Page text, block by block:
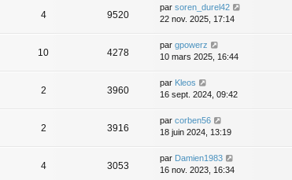
4 9520
par soren_durel42
22 nov. 2025, 17:14
10 4278
par gpowerz
10 mars 2025, 16:44
2 3960
par Kleos
16 sept. 2024, 09:42
2 3916
par corben56
18 juin 2024, 13:19
4 3053
par Damien1983
16 nov. 2023, 16:34